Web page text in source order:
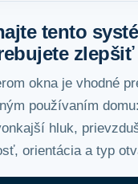
tento
zlepšiť
okna je vhodné
používaním
hluk,
orientácia a typ